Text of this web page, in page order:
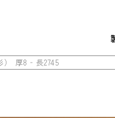
） 厚8‐長2745